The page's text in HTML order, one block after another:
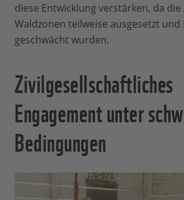
diese Entwicklung verstärken, da
Waldzonen teilweise ausgesetzt
geschwächt wurden.
Zivilgesellschaftliches
Engagement unter
Bedingungen